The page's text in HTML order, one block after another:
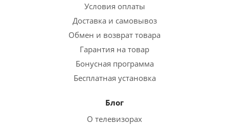
Условия оплаты
Доставка и самовывоз
Обмен и возврат товара
Гарантия на товар
Бонусная программа
Бесплатная установка
Блог
О телевизорах